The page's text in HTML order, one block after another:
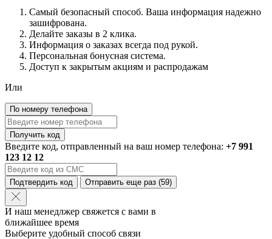
Самый безопасный способ. Ваша информация надежно
зашифрована.
Делайте заказы в 2 клика.
Информация о заказах всегда под рукой.
Персональная бонусная система.
Доступ к закрытым акциям и распродажам
Или
По номеру телефона
Получить код
Введите код, отправленный на ваш номер телефона: +7 991
123 12 12
Подтвердить код Отправить еще раз (59)
И наш менедлжер свяжется с вами в
ближайшее время
Выберите удобный способ связи